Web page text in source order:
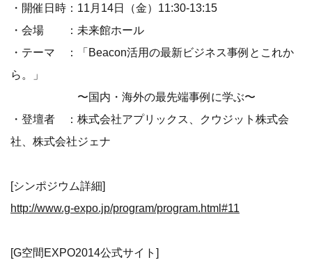
・開催日時：11月14日（金）11:30-13:15
・会場 ：未来館ホール
・テーマ ：「Beacon活用の最新ビジネス事例とこれか
ら。」
〜国内・海外の最先端事例に学ぶ〜
・登壇者 ：株式会社アプリックス、クウジット株式会
社、株式会社ジェナ
[シンポジウム詳細]
http://www.g-expo.jp/program/program.html#11
[G空間EXPO2014公式サイト]